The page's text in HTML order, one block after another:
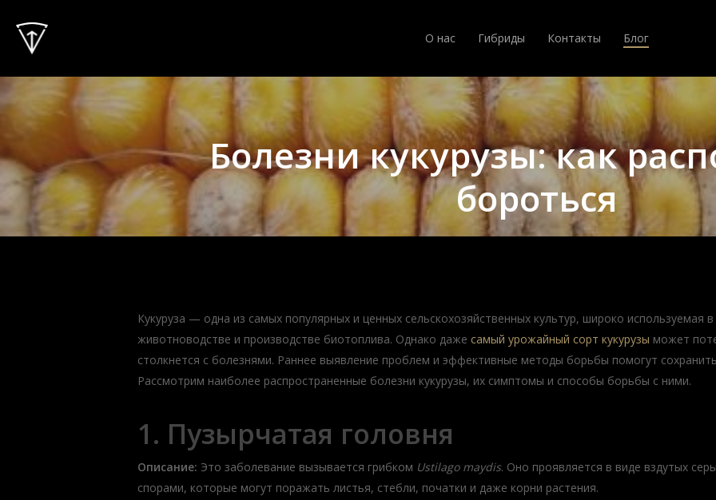
О нас Гибриды Контакты Блог
Болезни кукурузы: как
бороться
Кукуруза — одна из самых популярных и ценных сельскохозяйственных культур, широко
животноводстве и производстве биотоплива. Однако даже самый урожайный сорт кукурузы может
столкнется с болезнями. Раннее выявление проблем и эффективные методы борьбы помогут
Рассмотрим наиболее распространенные болезни кукурузы, их симптомы и способы борьбы с ними.
1. Пузырчатая головня
Описание: Это заболевание вызывается грибком Ustilago maydis. Оно проявляется в виде вздутых
спорами, которые могут поражать листья, стебли, початки и даже корни растения.